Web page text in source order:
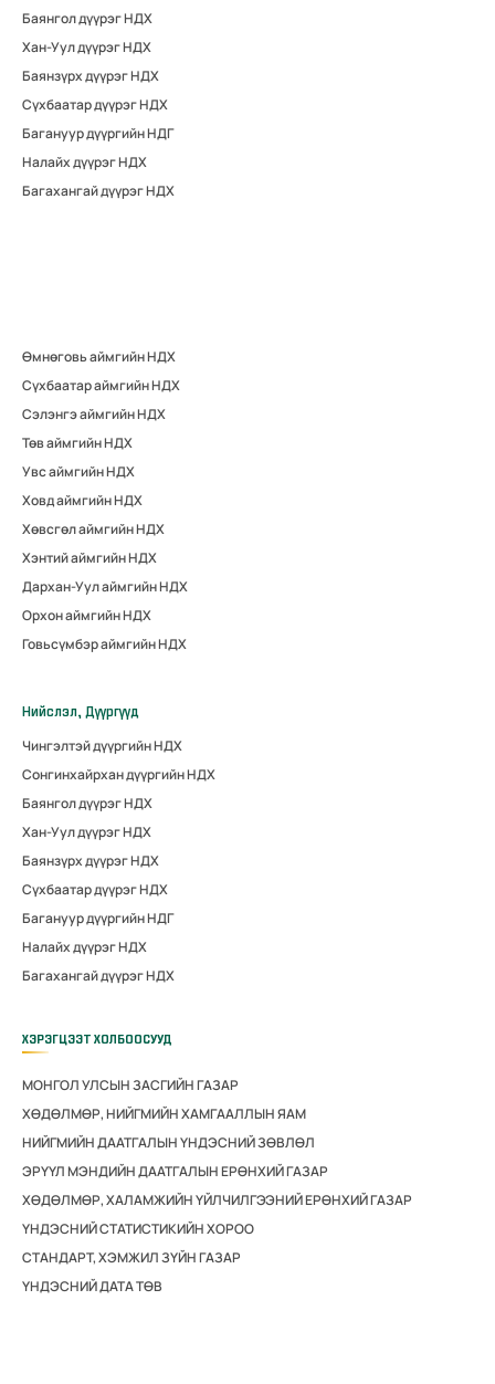
Баянгол дүүрэг НДХ
Хан-Уул дүүрэг НДХ
Баянзүрх дүүрэг НДХ
Сүхбаатар дүүрэг НДХ
Багануур дүүргийн НДГ
Налайх дүүрэг НДХ
Багахангай дүүрэг НДХ
Өмнөговь аймгийн НДХ
Сүхбаатар аймгийн НДХ
Сэлэнгэ аймгийн НДХ
Төв аймгийн НДХ
Увс аймгийн НДХ
Ховд аймгийн НДХ
Хөвсгөл аймгийн НДХ
Хэнтий аймгийн НДХ
Дархан-Уул аймгийн НДХ
Орхон аймгийн НДХ
Говьсүмбэр аймгийн НДХ
Нийслэл, Дүүргүүд
Чингэлтэй дүүргийн НДХ
Сонгинхайрхан дүүргийн НДХ
Баянгол дүүрэг НДХ
Хан-Уул дүүрэг НДХ
Баянзүрх дүүрэг НДХ
Сүхбаатар дүүрэг НДХ
Багануур дүүргийн НДГ
Налайх дүүрэг НДХ
Багахангай дүүрэг НДХ
ХЭРЭГЦЭЭТ ХОЛБООСУУД
МОНГОЛ УЛСЫН ЗАСГИЙН ГАЗАР
ХӨДӨЛМӨР, НИЙГМИЙН ХАМГААЛЛЫН ЯАМ
НИЙГМИЙН ДААТГАЛЫН ҮНДЭСНИЙ ЗӨВЛӨЛ
ЭРҮҮЛ МЭНДИЙН ДААТГАЛЫН ЕРӨНХИЙ ГАЗАР
ХӨДӨЛМӨР, ХАЛАМЖИЙН ҮЙЛЧИЛГЭЭНИЙ ЕРӨНХИЙ ГАЗАР
ҮНДЭСНИЙ СТАТИСТИКИЙН ХОРОО
СТАНДАРТ, ХЭМЖИЛ ЗҮЙН ГАЗАР
ҮНДЭСНИЙ ДАТА ТӨВ